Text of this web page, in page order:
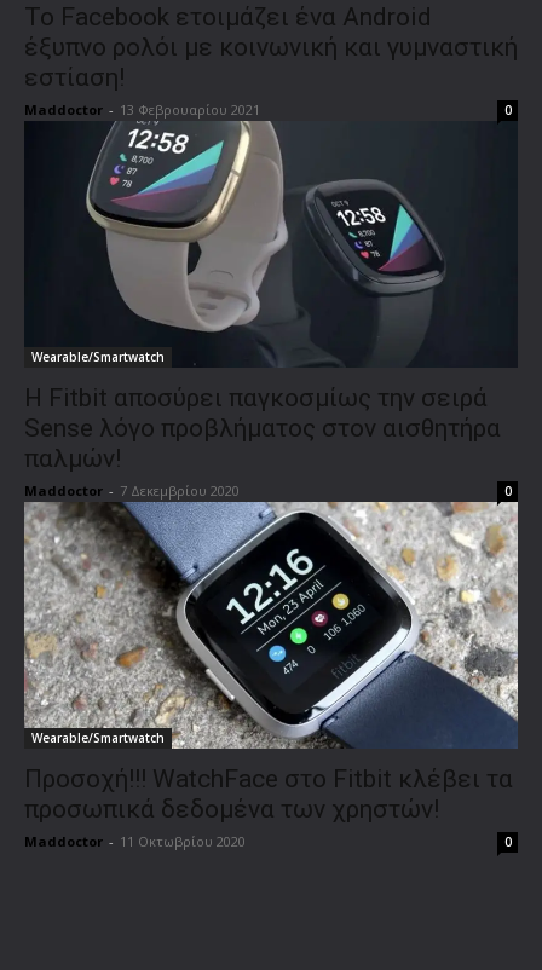
Το Facebook ετοιμάζει ένα Android
έξυπνο ρολόι με κοινωνική και γυμναστική
εστίαση!
Maddoctor - 13 Φεβρουαρίου 2021 0
Wearable/Smartwatch
Η Fitbit αποσύρει παγκοσμίως την σειρά
Sense λόγο προβλήματος στον αισθητήρα
παλμών!
Maddoctor - 7 Δεκεμβρίου 2020 0
Wearable/Smartwatch
Προσοχή!!! WatchFace στο Fitbit κλέβει τα
προσωπικά δεδομένα των χρηστών!
Maddoctor - 11 Οκτωβρίου 2020 0